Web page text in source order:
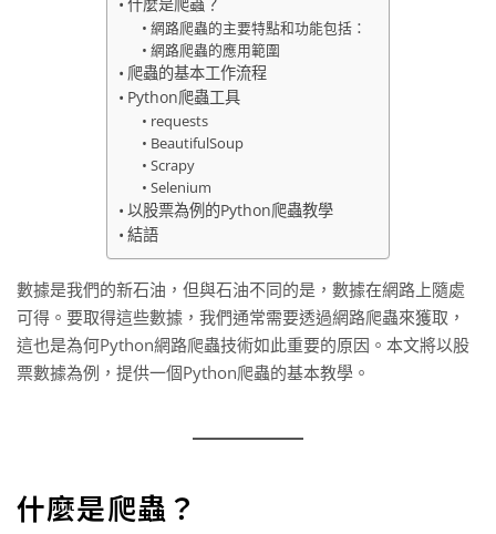
網路爬蟲的主要特點和功能包括：
網路爬蟲的應用範圍
爬蟲的基本工作流程
Python爬蟲工具
requests
BeautifulSoup
Scrapy
Selenium
以股票為例的Python爬蟲教學
結語
數據是我們的新石油，但與石油不同的是，數據在網路上隨處
可得。要取得這些數據，我們通常需要透過網路爬蟲來獲取，
這也是為何Python網路爬蟲技術如此重要的原因。本文將以股
票數據為例，提供一個Python爬蟲的基本教學。
什麼是爬蟲？